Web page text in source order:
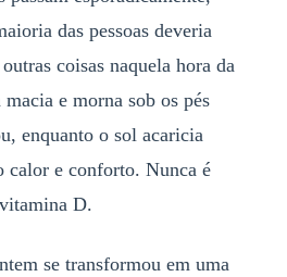
das pessoas deveria
coisas naquela hora da
e morna sob os pés
enquanto o sol acaricia
calor e conforto. Nunca é
D.
se transformou em uma